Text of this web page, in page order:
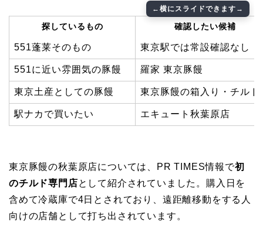
探しているもの 確認したい候補
551蓬莱そのもの 東京駅では常設確認なし
551に近い雰囲気の豚饅 羅家 東京豚饅
東京土産としての豚饅 東京豚饅の箱入り・チルド
駅ナカで買いたい エキュート秋葉原店
東京豚饅の秋葉原店については、PR TIMES情報で初
のチルド専門店として紹介されていました。購入日を
含めて冷蔵庫で4日とされており、遠距離移動をする人
向けの店舗として打ち出されています。